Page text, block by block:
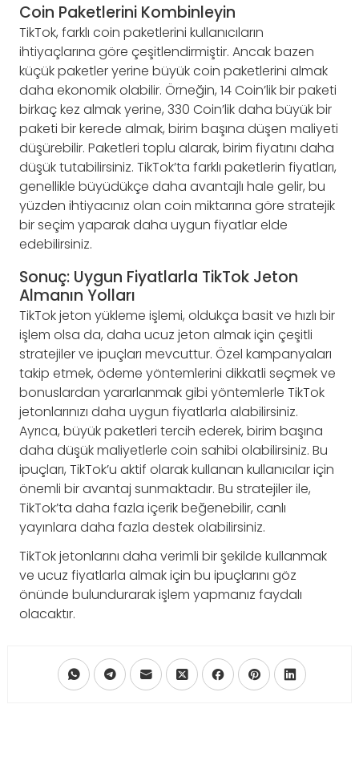
Coin Paketlerini Kombinleyin
TikTok, farklı coin paketlerini kullanıcıların
ihtiyaçlarına göre çeşitlendirmiştir. Ancak bazen
küçük paketler yerine büyük coin paketlerini almak
daha ekonomik olabilir. Örneğin, 14 Coin’lik bir paketi
birkaç kez almak yerine, 330 Coin’lik daha büyük bir
paketi bir kerede almak, birim başına düşen maliyeti
düşürebilir. Paketleri toplu alarak, birim fiyatını daha
düşük tutabilirsiniz. TikTok’ta farklı paketlerin fiyatları,
genellikle büyüdükçe daha avantajlı hale gelir, bu
yüzden ihtiyacınız olan coin miktarına göre stratejik
bir seçim yaparak daha uygun fiyatlar elde
edebilirsiniz.
Sonuç: Uygun Fiyatlarla TikTok Jeton
Almanın Yolları
TikTok jeton yükleme işlemi, oldukça basit ve hızlı bir
işlem olsa da, daha ucuz jeton almak için çeşitli
stratejiler ve ipuçları mevcuttur. Özel kampanyaları
takip etmek, ödeme yöntemlerini dikkatli seçmek ve
bonuslardan yararlanmak gibi yöntemlerle TikTok
jetonlarınızı daha uygun fiyatlarla alabilirsiniz.
Ayrıca, büyük paketleri tercih ederek, birim başına
daha düşük maliyetlerle coin sahibi olabilirsiniz. Bu
ipuçları, TikTok’u aktif olarak kullanan kullanıcılar için
önemli bir avantaj sunmaktadır. Bu stratejiler ile,
TikTok’ta daha fazla içerik beğenebilir, canlı
yayınlara daha fazla destek olabilirsiniz.
TikTok jetonlarını daha verimli bir şekilde kullanmak
ve ucuz fiyatlarla almak için bu ipuçlarını göz
önünde bulundurarak işlem yapmanız faydalı
olacaktır.